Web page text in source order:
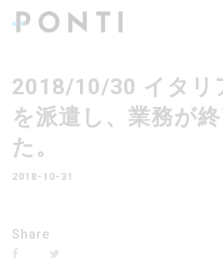
2018/10/30 イタリ
を派遣し、業務が
た。
2018-10-31
Share